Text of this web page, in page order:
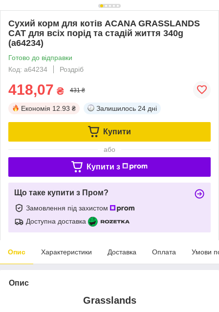
Сухий корм для котів ACANA GRASSLANDS
CAT для всіх порід та стадій життя 340g
(a64234)
Готово до відправки
Код: a64234
Роздріб
418,07 ₴ 431 ₴
Економія 12.93 ₴ Залишилось 24 дні
Купити
або
Купити з
Що таке купити з Пром?
Замовлення під захистом
Доступна доставка
Опис Характеристики Доставка Оплата Умови
Опис
Grasslands